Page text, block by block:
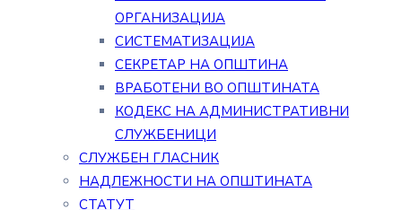
ОРГАНИЗАЦИЈА
СИСТЕМАТИЗАЦИЈА
СЕКРЕТАР НА ОПШТИНА
ВРАБОТЕНИ ВО ОПШТИНАТА
КОДЕКС НА АДМИНИСТРАТИВНИ
СЛУЖБЕНИЦИ
СЛУЖБЕН ГЛАСНИК
НАДЛЕЖНОСТИ НА ОПШТИНАТА
СТАТУТ